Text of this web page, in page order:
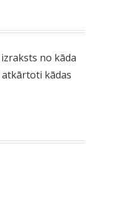
no kāda
kādas